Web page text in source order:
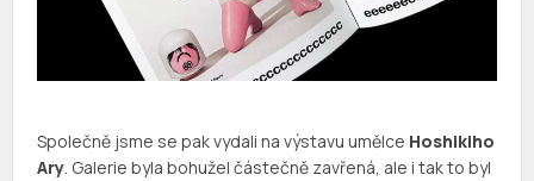
Společně jsme se pak vydali na výstavu umělce Hoshikiho
Ary. Galerie byla bohužel částečně zavřená, ale i tak to byl